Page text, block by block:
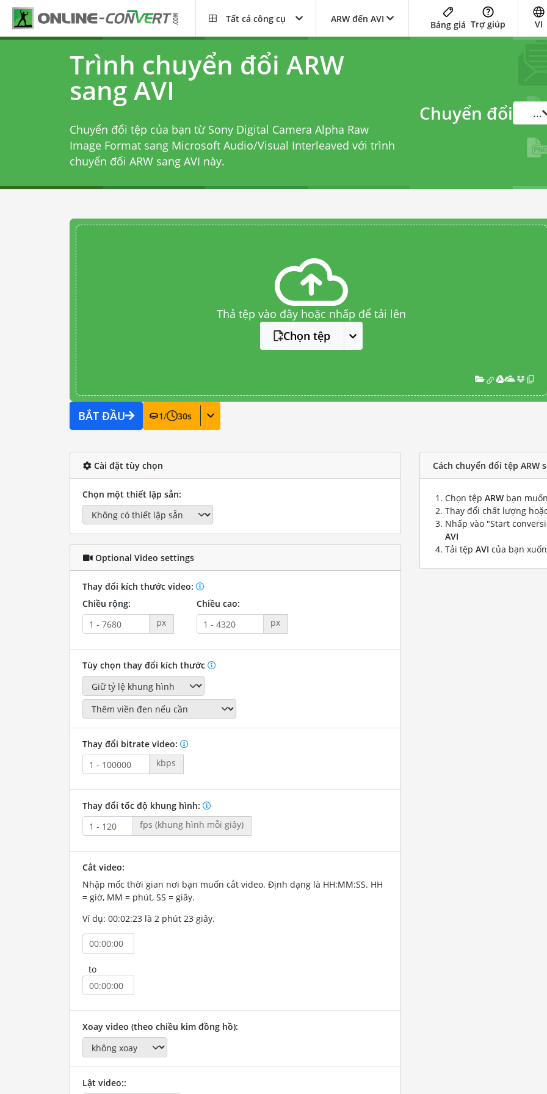
Tất cả công cụ ARW đến AVI
Bảng giá Trợ giúp VI
Trình chuyển đổi ARW
sang AVI
Chuyển đổi tệp của bạn từ Sony Digital Camera Alpha Raw
Image Format sang Microsoft Audio/Visual Interleaved với trình
chuyển đổi ARW sang AVI này.
Chuyển đổi ...
Thả tệp vào đây hoặc nhấp để tải lên
Chọn tệp
BẮT ĐẦU 1/ 30s
Cài đặt tùy chọn
Chọn một thiết lập sẵn:
Optional Video settings
Thay đổi kích thước video:
Chiều rộng:
px
Chiều cao:
px
Tùy chọn thay đổi kích thước
Thay đổi bitrate video:
kbps
Thay đổi tốc độ khung hình:
fps (khung hình mỗi giây)
Cắt video:
Nhập mốc thời gian nơi bạn muốn cắt video. Định dạng là HH:MM:SS. HH
= giờ, MM = phút, SS = giây.
Ví dụ: 00:02:23 là 2 phút 23 giây.
to
Xoay video (theo chiều kim đồng hồ):
Lật video::
Cách chuyển đổi tệp ARW
Chọn tệp ARW bạn
Thay đổi chất lượng
Nhấp vào "Start
AVI
Tải tệp AVI của bạn